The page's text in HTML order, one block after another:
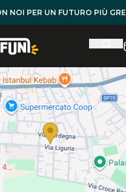
NOI PER UN FUTURO PIÙ